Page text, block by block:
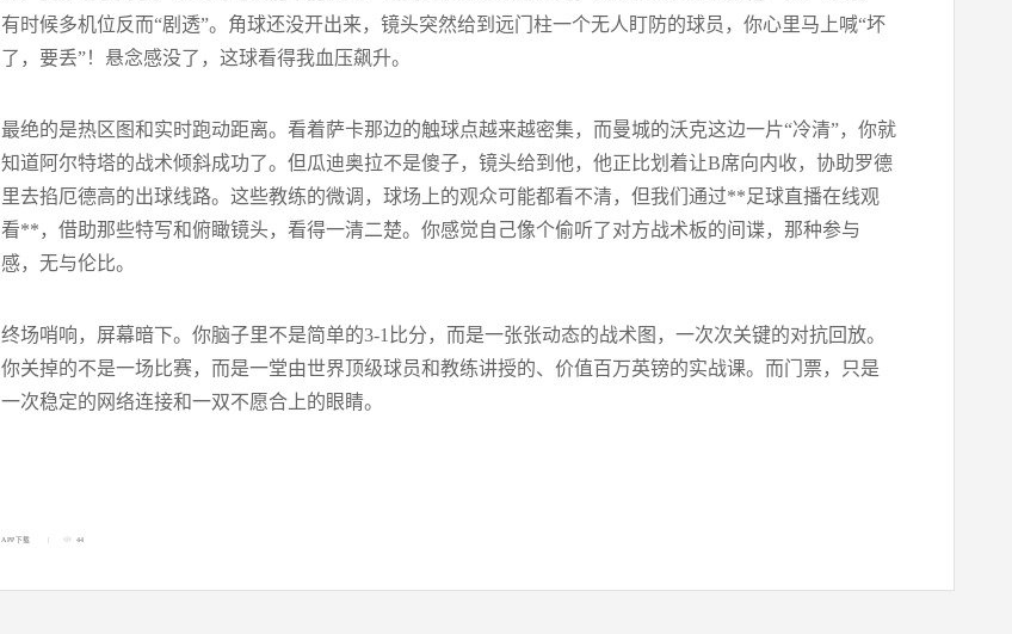
有时候多机位反而“剧透”。角球还没开出来，镜头突然给到远门柱一个无人盯防的球员，你心里马上喊“坏
了，要丢”！悬念感没了，这球看得我血压飙升。
最绝的是热区图和实时跑动距离。看着萨卡那边的触球点越来越密集，而曼城的沃克这边一片“冷清”，你就
知道阿尔特塔的战术倾斜成功了。但瓜迪奥拉不是傻子，镜头给到他，他正比划着让B席向内收，协助罗德
里去掐厄德高的出球线路。这些教练的微调，球场上的观众可能都看不清，但我们通过**足球直播在线观
看**，借助那些特写和俯瞰镜头，看得一清二楚。你感觉自己像个偷听了对方战术板的间谍，那种参与
感，无与伦比。
终场哨响，屏幕暗下。你脑子里不是简单的3-1比分，而是一张张动态的战术图，一次次关键的对抗回放。
你关掉的不是一场比赛，而是一堂由世界顶级球员和教练讲授的、价值百万英镑的实战课。而门票，只是
一次稳定的网络连接和一双不愿合上的眼睛。
APP下载 44